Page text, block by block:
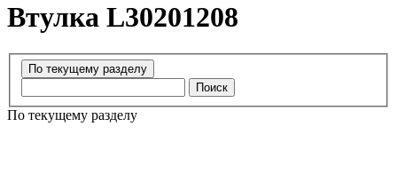
Втулка L30201208
Поиск
По текущему разделу